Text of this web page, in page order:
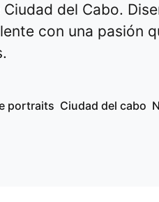
del Cabo.
con una pasión
portraits Ciudad del cabo